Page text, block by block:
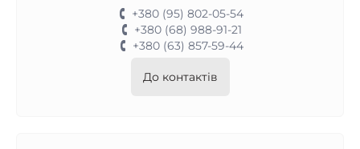
+380 (95) 802-05-54
+380 (68) 988-91-21
+380 (63) 857-59-44
До контактів